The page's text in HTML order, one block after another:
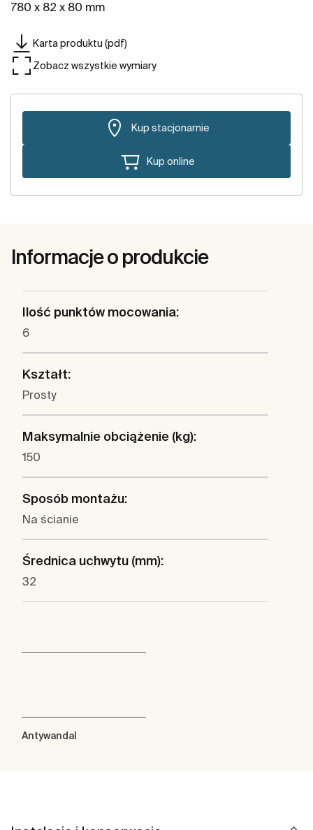
780 x 82 x 80 mm
Karta produktu (pdf)
Zobacz wszystkie wymiary
Kup stacjonarnie
Kup online
Informacje o produkcie
Ilość punktów mocowania:
6
Kształt:
Prosty
Maksymalnie obciążenie (kg):
150
Sposób montażu:
Na ścianie
Średnica uchwytu (mm):
32
Antywandal